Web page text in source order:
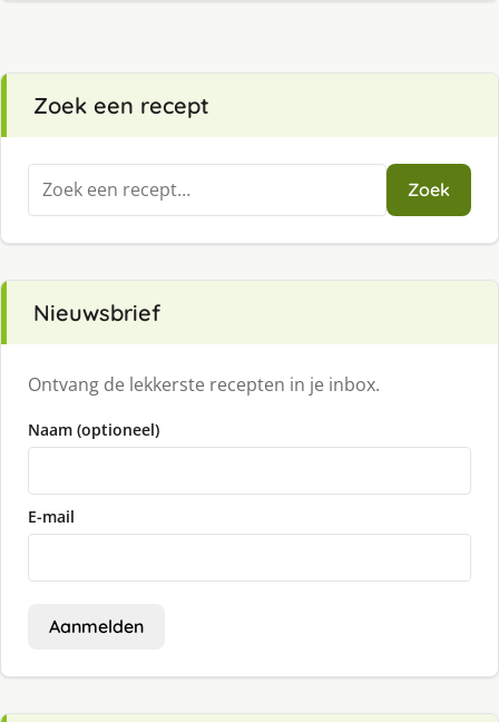
Zoek een recept
Zoeken
naar:
Zoek
Nieuwsbrief
Ontvang de lekkerste recepten in je inbox.
Naam (optioneel)
E-mail
Aanmelden